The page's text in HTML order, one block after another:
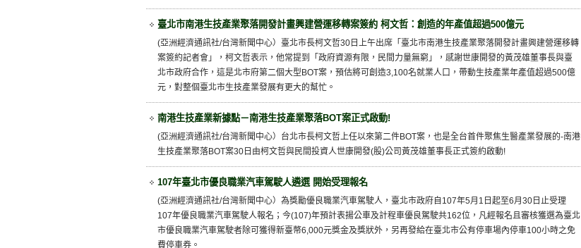
臺北市南港生技產業聚落開發計畫興建營運移轉案簽約 柯文哲：創造的年產值超過500億元
(亞洲經濟通訊社/台灣新聞中心）臺北市長柯文哲30日上午出席「臺北市南港生技產業聚落開發計畫興建營運移轉
案簽約記者會」，柯文哲表示，他常提到「政府資源有限，民間力量無窮」，感謝世康開發的黃茂雄董事長與臺
北市政府合作，這是北市府第二個大型BOT案，預估將可創造3,100名就業人口，帶動生技產業年產值超過500億
元，對整個臺北市生技產業發展有更大的幫忙。
南港生技產業新據點－南港生技產業聚落BOT案正式啟動!
(亞洲經濟通訊社/台灣新聞中心）台北市長柯文哲上任以來第二件BOT案，也是全台首件聚焦生醫產業發展的-南港
生技產業聚落BOT案30日由柯文哲與民間投資人世康開發(股)公司黃茂雄董事長正式簽約啟動!
107年臺北市優良職業汽車駕駛人遴選 開始受理報名
(亞洲經濟通訊社/台灣新聞中心）為獎勵優良職業汽車駕駛人，臺北市政府自107年5月1日起至6月30日止受理
107年優良職業汽車駕駛人報名；今(107)年預計表揚公車及計程車優良駕駛共162位，凡經報名且審核獲選為臺北
市優良職業汽車駕駛者除可獲得新臺幣6,000元獎金及獎狀外，另再發給在臺北市公有停車場內停車100小時之免
費停車券。